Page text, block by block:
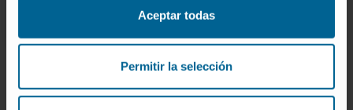
Aceptar todas
Permitir la selección